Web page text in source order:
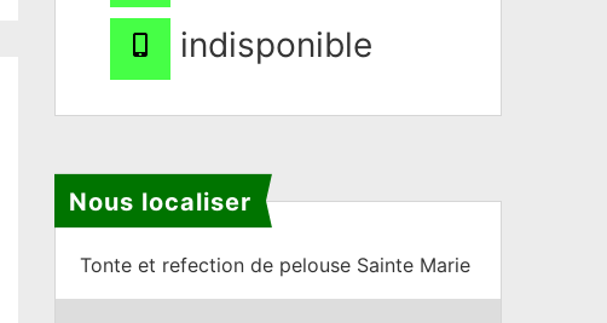
indisponible
Nous localiser
Tonte et refection de pelouse Sainte Marie